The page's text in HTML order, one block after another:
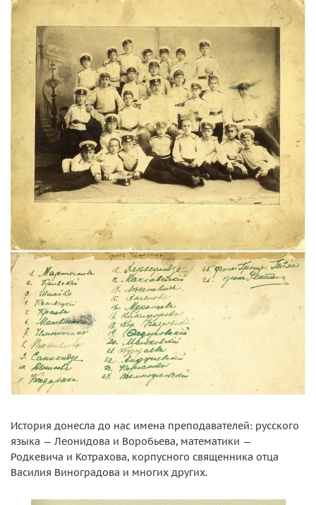
История донесла до нас имена преподавателей: русского
языка — Леонидова и Воробьева, математики —
Родкевича и Котрахова, корпусного священника отца
Василия Виноградова и многих других.